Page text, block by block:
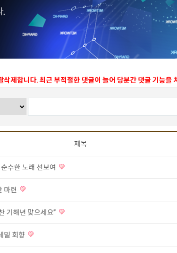
제합니다. 최근 부적절한 댓글이 늘어 당분간 댓글 기능을
제목
수한 노래 선보여
마련
기해년 맞으세요”
밑 회향